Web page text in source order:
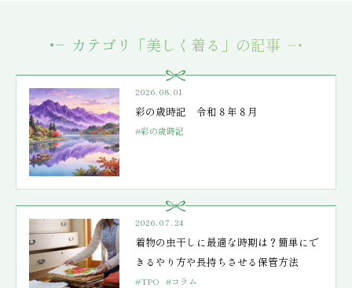
カテゴリ「美しく着る」の記事
2026.08.01
彩の歳時記 令和８年８月
#彩の歳時記
2026.07.24
着物の虫干しに最適な時期は？簡単にで
きるやり方や長持ちさせる保管方法
#TPO #コラム